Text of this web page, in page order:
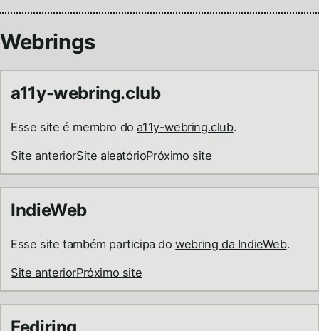
Webrings
a11y-webring.club
Esse site é membro doa11y-webring.club.
Site anteriorSite aleatórioPróximo site
IndieWeb
Esse site também participa dowebring da IndieWeb.
Site anteriorPróximo site